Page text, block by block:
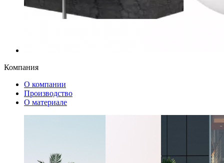
Компания
О компании
Производство
О материале